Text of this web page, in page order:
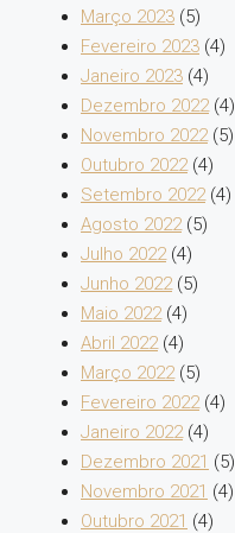
Março 2023 (5)
Fevereiro 2023 (4)
Janeiro 2023 (4)
Dezembro 2022(4)
Novembro 2022(5)
Outubro 2022(4)
Setembro 2022(4)
Agosto 2022(5)
Julho 2022(4)
Junho 2022(5)
Maio 2022(4)
Abril 2022(4)
Março 2022(5)
Fevereiro 2022(4)
Janeiro 2022(4)
Dezembro 2021 (5)
Novembro 2021 (4)
Outubro 2021 (4)